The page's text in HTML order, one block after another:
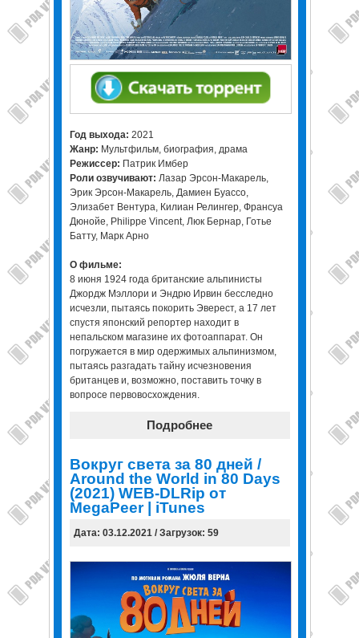
Год выхода: 2021
Жанр: Мультфильм, биография, драма
Режиссер: Патрик Имбер
Роли озвучивают: Лазар Эрсон-Макарель,
Эрик Эрсон-Макарель, Дамиен Буассо,
Элизабет Вентура, Килиан Релингер, Франсуа
Дюнойе, Philippe Vincent, Люк Бернар, Готье
Батту, Марк Арно
О фильме:
8 июня 1924 года британские альпинисты
Джордж Мэллори и Эндрю Ирвин бесследно
исчезли, пытаясь покорить Эверест, а 17 лет
спустя японский репортер находит в
непальском магазине их фотоаппарат. Он
погружается в мир одержимых альпинизмом,
пытаясь разгадать тайну исчезновения
британцев и, возможно, поставить точку в
вопросе первовосхождения.
Подробнее
Вокруг света за 80 дней /
Around the World in 80 Days
(2021) WEB-DLRip от
MegaPeer | iTunes
Дата: 03.12.2021 / Загрузок: 59